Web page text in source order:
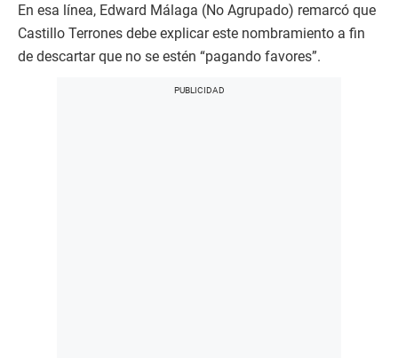
En esa línea, Edward Málaga (No Agrupado) remarcó que
Castillo Terrones debe explicar este nombramiento a fin
de descartar que no se estén “pagando favores”.